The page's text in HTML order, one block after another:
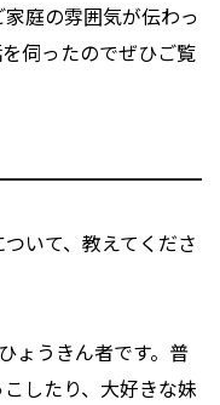
庭の雰囲気が伝わっ
伺ったのでぜひご覧
いて、教えてくださ
ょうきん者です。普
したり、大好きな妹